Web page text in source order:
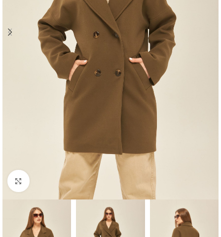
Click to enlarge